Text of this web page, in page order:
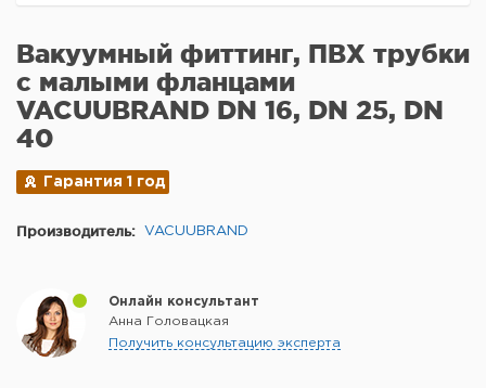
Вакуумный фиттинг, ПВХ трубки
с малыми фланцами
VACUUBRAND DN 16, DN 25, DN
40
Гарантия 1 год
Производитель: VACUUBRAND
Онлайн консультант
Анна Головацкая
Получить консультацию эксперта